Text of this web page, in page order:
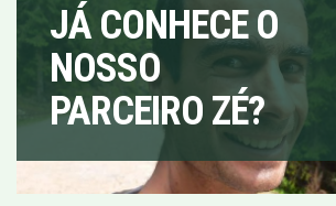
JÁ CONHECE O
NOSSO
PARCEIRO ZÉ?